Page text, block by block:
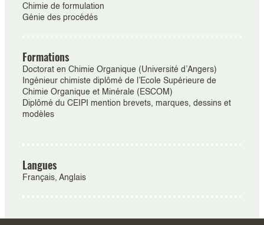
Chimie de formulation
Génie des procédés
Formations
Doctorat en Chimie Organique (Université d’Angers)
Ingénieur chimiste diplômé de l’Ecole Supérieure de
Chimie Organique et Minérale (ESCOM)
Diplômé du CEIPI mention brevets, marques, dessins et
modèles
Langues
Français, Anglais